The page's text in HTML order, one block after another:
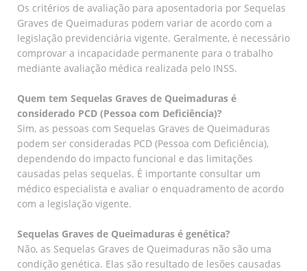
Os critérios de avaliação para aposentadoria por Sequelas
Graves de Queimaduras podem variar de acordo com a
legislação previdenciária vigente. Geralmente, é necessário
comprovar a incapacidade permanente para o trabalho
mediante avaliação médica realizada pelo INSS.
Quem tem Sequelas Graves de Queimaduras é
considerado PCD (Pessoa com Deficiência)?
Sim, as pessoas com Sequelas Graves de Queimaduras
podem ser consideradas PCD (Pessoa com Deficiência),
dependendo do impacto funcional e das limitações
causadas pelas sequelas. É importante consultar um
médico especialista e avaliar o enquadramento de acordo
com a legislação vigente.
Sequelas Graves de Queimaduras é genética?
Não, as Sequelas Graves de Queimaduras não são uma
condição genética. Elas são resultado de lesões causadas